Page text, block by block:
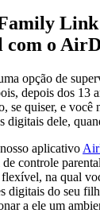
com o
opção de
depois dos 13
se quiser, e você
digitais dele,
aplicativo
controle
na qual
digitais do seu
a ele um